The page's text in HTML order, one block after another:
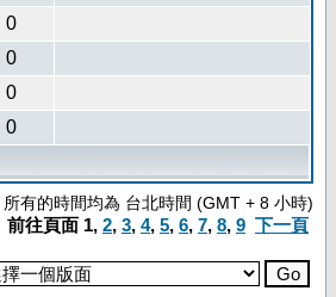
0
0
0
0
所有的時間均為 台北時間 (GMT + 8 小時)
前往頁面 1, 2, 3, 4, 5, 6, 7, 8, 9 下一頁